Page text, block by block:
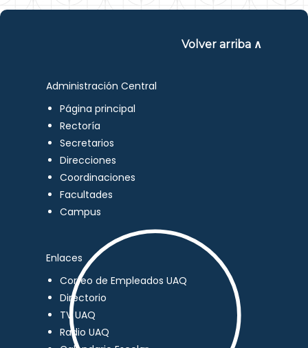
Volver arriba ∧
Administración Central
Página principal
Rectoría
Secretarios
Direcciones
Coordinaciones
Facultades
Campus
Enlaces
Correo de Empleados UAQ
Directorio
TV UAQ
Radio UAQ